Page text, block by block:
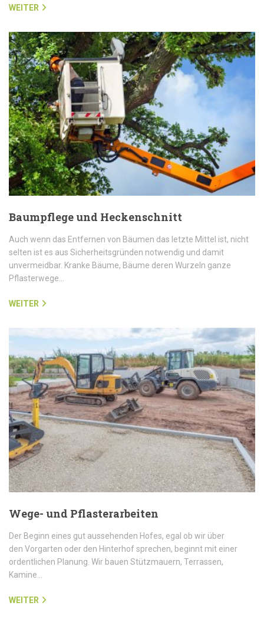
WEITER
Baumpflege und Heckenschnitt
Auch wenn das Entfernen von Bäumen das letzte Mittel ist, nicht
selten ist es aus Sicherheitsgründen notwendig und damit
unvermeidbar. Kranke Bäume, Bäume deren Wurzeln ganze
Pflasterwege…
WEITER
Wege- und Pflasterarbeiten
Der Beginn eines gut aussehenden Hofes, egal ob wir über
den Vorgarten oder den Hinterhof sprechen, beginnt mit einer
ordentlichen Planung. Wir bauen Stützmauern, Terrassen,
Kamine…
WEITER